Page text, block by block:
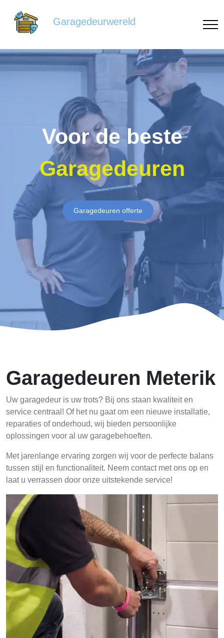
Garagedeurwereld
Voor de beste
Garagedeuren
Garagedeuren offerte
Garagedeuren Meterik
Uw garagedeur is uw trots? Bij ons staan kwaliteit en
service centraal! Of het nu gaat om een nieuwe installatie,
reparaties of onderhoud, wij bieden persoonlijke
oplossingen voor al uw garagebehoeften.
Met jarenlange ervaring zorgen wij voor de perfecte balans
tussen stijl en functionaliteit. Neem contact met ons op en
laat u verrassen door onze uitstekende service!